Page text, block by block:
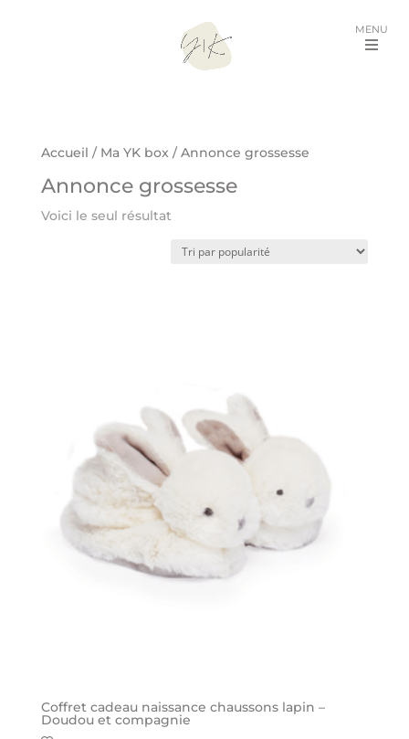
MENU
Accueil / Ma YK box/ Annonce grossesse
Annonce grossesse
Voici le seul résultat
Coffret cadeau naissance chaussons lapin –
Doudou et compagnie